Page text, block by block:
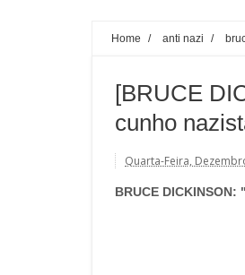
Home / anti nazi /
[BRUCE
cunho
Quarta-Feira,
BRUCE